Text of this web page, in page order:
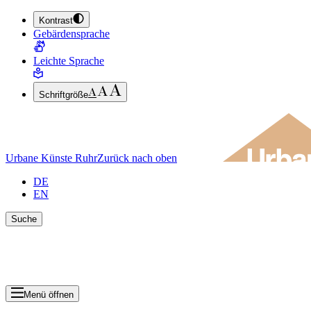
ZUM HAUPTINHALT SPRINGEN (ENTER DRÜCKEN)
ZUM FUSSBEREICH SPRINGEN (ENTER DRÜCKEN)
Kontrast
Gebärdensprache
Leichte Sprache
Schriftgröße
Urbane Künste RuhrZurück nach oben
DE
EN
Suche
Menü öffnen